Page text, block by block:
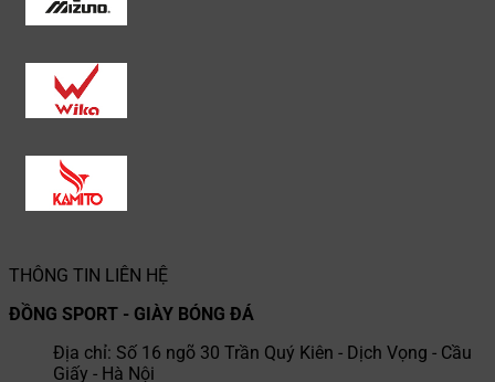
THÔNG TIN LIÊN HỆ
ĐỒNG SPORT - GIÀY BÓNG ĐÁ
Địa chỉ: Số 16 ngõ 30 Trần Quý Kiên - Dịch Vọng - Cầu
Giấy - Hà Nội